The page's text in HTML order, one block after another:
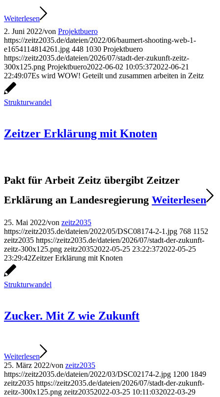
Weiterlesen
2. Juni 2022/von Projektbuero
https://zeitz2035.de/dateien/2022/06/baumert-shooting-web-1-
e1654114814261.jpg 448 1030 Projektbuero
https://zeitz2035.de/dateien/2026/07/stadt-der-zukunft-zeitz-
300x125.png Projektbuero2022-06-02 10:05:372022-06-21
22:49:07Es wird WOW! Geteilt und zusammen arbeiten in Zeitz
Strukturwandel
Zeitzer Erklärung mit Knoten
Pakt für Arbeit Zeitz übergibt Zeitzer
Erklärung an Landesregierung Weiterlesen
25. Mai 2022/von zeitz2035
https://zeitz2035.de/dateien/2022/05/DSC08174-2-1.jpg 768 1152
zeitz2035 https://zeitz2035.de/dateien/2026/07/stadt-der-zukunft-
zeitz-300x125.png zeitz20352022-05-25 23:22:372022-05-25
23:29:42Zeitzer Erklärung mit Knoten
Strukturwandel
Zucker. Mit Z wie Zukunft
Weiterlesen
25. März 2022/von zeitz2035
https://zeitz2035.de/dateien/2022/03/DSC02174-2.jpg 1200 1849
zeitz2035 https://zeitz2035.de/dateien/2026/07/stadt-der-zukunft-
zeitz-300x125.png zeitz20352022-03-25 10:11:032022-03-29